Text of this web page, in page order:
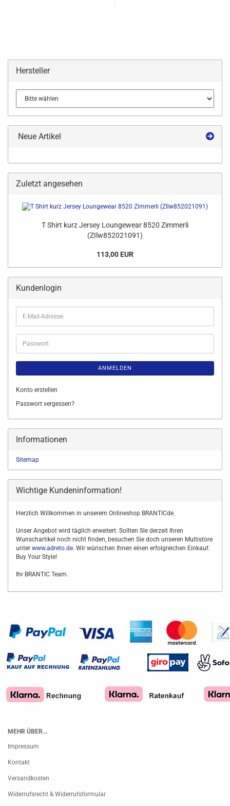
Hersteller
Neue Artikel
Zuletzt angesehen
T Shirt kurz Jersey Loungewear 8520 Zimmerli
(ZIlw852021091)
113,00 EUR
Kundenlogin
E-
Mail-
Adresse
Passwort
ANMELDEN
Konto erstellen
Passwort vergessen?
Informationen
Sitemap
Wichtige Kundeninformation!
Herzlich Willkommen in unserem Onlineshop BRANTICde.
Unser Angebot wird täglich erweitert. Sollten Sie derzeit Ihren
Wunschartikel noch nicht finden, besuchen Sie doch unseren Multistore
unter www.adreto.de. Wir wünschen Ihnen einen erfolgreichen Einkauf.
Buy Your Style!
Ihr BRANTIC Team.
MEHR ÜBER...
Impressum
Kontakt
Versandkosten
Widerrufsrecht & Widerrufsformular